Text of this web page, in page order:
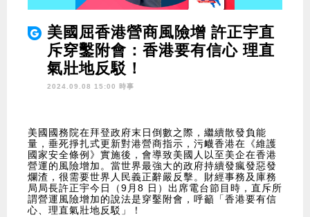
美國屈香港營商風險增 許正宇直
斥穿鑿附會：香港要有信心 理直
氣壯地反駁！
2024.09.08 15:00 時事
美國國務院在拜登政府末日倒數之際，繼續散發負能
量，垂死掙扎式更新對港營商指示，污衊香港在《維護
國家安全條例》實施後，會導致美國人以至美企在香港
營運的風險增加。當世界最強大的政府持續發瘋發惡發
爛渣，很需要世界人民義正辭嚴反擊。財經事務及庫務
局局長許正宇今日（9月8 日）出席電台節目時，直斥所
謂營運風險增加的說法是穿鑿附會，呼籲「香港要有信
心、理直氣壯地反駁」！